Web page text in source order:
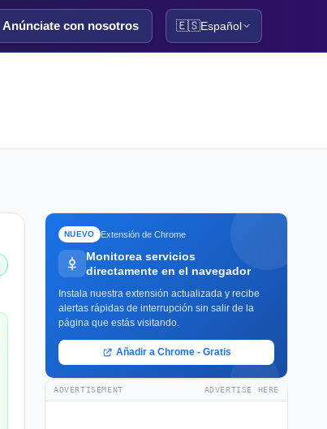
Anúnciate con nosotros 🇪🇸Español
NUEVO Extensión de Chrome
Monitorea servicios
directamente en el navegador
Instala nuestra extensión actualizada y recibe
alertas rápidas de interrupción sin salir de la
página que estás visitando.
Añadir a Chrome - Gratis
ADVERTISEMENT ADVERTISE HERE